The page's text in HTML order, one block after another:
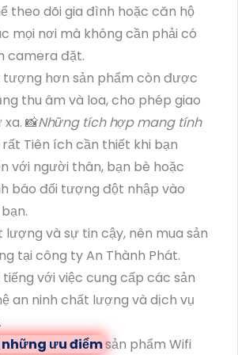
theo dõi gia đình hoặc căn hộ
mọi nơi mà không cần phải có
camera đặt.
tượng hơn sản phẩm còn được
thu âm và loa, cho phép giao
📸Những tích hợp mang tính
rất Tiên ích cần thiết khi bạn
với người thân, bạn bè hoặc
báo đối tượng đột nhập vào
và sự tin cậy, nên mua sản
tại công ty An Thành Phát.
với việc cung cấp các sản
an ninh chất lượng và dịch vụ
ưu điểmsản phẩm Wifi